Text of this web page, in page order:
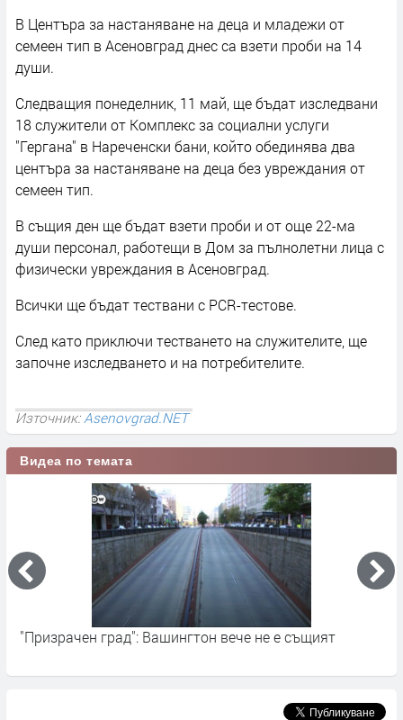
В Центъра за настаняване на деца и младежи от
семеен тип в Асеновград днес са взети проби на 14
души.
Следващия понеделник, 11 май, ще бъдат изследвани
18 служители от Комплекс за социални услуги
"Гергана" в Нареченски бани, който обединява два
центъра за настаняване на деца без увреждания от
семеен тип.
В същия ден ще бъдат взети проби и от още 22-ма
души персонал, работещи в Дом за пълнолетни лица с
физически увреждания в Асеновград.
Всички ще бъдат тествани с PCR-тестове.
След като приключи тестването на служителите, ще
започне изследването и на потребителите.
Източник:Asenovgrad.NET
Видеа по темата
"Призрачен град": Вашингтон вече не е същият